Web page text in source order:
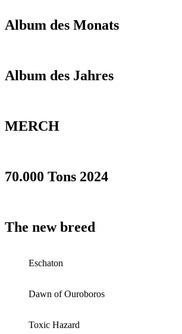
Album des Monats
Album des Jahres
MERCH
70.000 Tons 2024
The new breed
Eschaton
Dawn of Ouroboros
Toxic Hazard